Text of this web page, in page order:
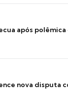
após
nova disputa